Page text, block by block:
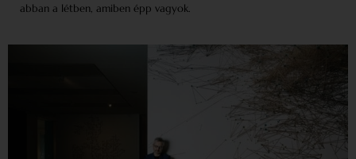
abban a létben, amiben épp vagyok.